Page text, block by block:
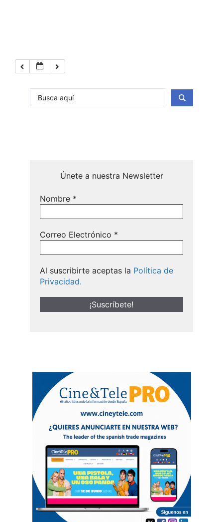
Únete a nuestra Newsletter
Nombre *
Correo Electrónico *
Al suscribirte aceptas la Política de
Privacidad.